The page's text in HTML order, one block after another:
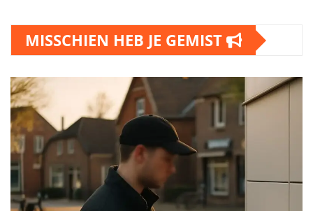
MISSCHIEN HEB JE GEMIST